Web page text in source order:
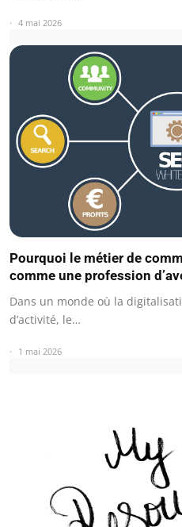
4 mai 2026
Pourquoi le métier de
comme une profession
Dans un monde où la
d’activité, le…
1 mai 2026